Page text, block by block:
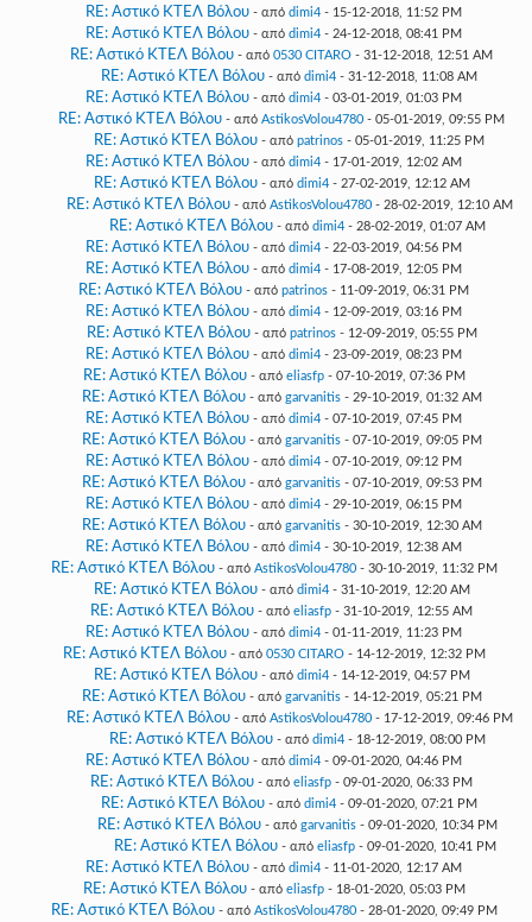
RE: Αστικό ΚΤΕΛ Βόλου - από dimi4 - 15-12-2018, 11:52 PM
RE: Αστικό ΚΤΕΛ Βόλου - από dimi4 - 24-12-2018, 08:41 PM
RE: Αστικό ΚΤΕΛ Βόλου - από 0530 CITARO - 31-12-2018, 12:51 AM
RE: Αστικό ΚΤΕΛ Βόλου - από dimi4 - 31-12-2018, 11:08 AM
RE: Αστικό ΚΤΕΛ Βόλου - από dimi4 - 03-01-2019, 01:03 PM
RE: Αστικό ΚΤΕΛ Βόλου - από AstikosVolou4780 - 05-01-2019, 09:55 PM
RE: Αστικό ΚΤΕΛ Βόλου - από patrinos - 05-01-2019, 11:25 PM
RE: Αστικό ΚΤΕΛ Βόλου - από dimi4 - 17-01-2019, 12:02 AM
RE: Αστικό ΚΤΕΛ Βόλου - από dimi4- 27-02-2019, 12:12 AM
RE: Αστικό ΚΤΕΛ Βόλου - από AstikosVolou4780- 28-02-2019, 12:10 AM
RE: Αστικό ΚΤΕΛ Βόλου - από dimi4- 28-02-2019, 01:07 AM
RE: Αστικό ΚΤΕΛ Βόλου - από dimi4 - 22-03-2019, 04:56 PM
RE: Αστικό ΚΤΕΛ Βόλου - από dimi4 - 17-08-2019, 12:05 PM
RE: Αστικό ΚΤΕΛ Βόλου - από patrinos - 11-09-2019, 06:31 PM
RE: Αστικό ΚΤΕΛ Βόλου - από dimi4 - 12-09-2019, 03:16 PM
RE: Αστικό ΚΤΕΛ Βόλου - από patrinos- 12-09-2019, 05:55 PM
RE: Αστικό ΚΤΕΛ Βόλου - από dimi4 - 23-09-2019, 08:23 PM
RE: Αστικό ΚΤΕΛ Βόλου - από eliasfp- 07-10-2019, 07:36 PM
RE: Αστικό ΚΤΕΛ Βόλου - από garvanitis- 29-10-2019, 01:32 AM
RE: Αστικό ΚΤΕΛ Βόλου - από dimi4 - 07-10-2019, 07:45 PM
RE: Αστικό ΚΤΕΛ Βόλου - από garvanitis- 07-10-2019, 09:05 PM
RE: Αστικό ΚΤΕΛ Βόλου - από dimi4 - 07-10-2019, 09:12 PM
RE: Αστικό ΚΤΕΛ Βόλου - από garvanitis- 07-10-2019, 09:53 PM
RE: Αστικό ΚΤΕΛ Βόλου - από dimi4 - 29-10-2019, 06:15 PM
RE: Αστικό ΚΤΕΛ Βόλου - από garvanitis- 30-10-2019, 12:30 AM
RE: Αστικό ΚΤΕΛ Βόλου - από dimi4 - 30-10-2019, 12:38 AM
RE: Αστικό ΚΤΕΛ Βόλου - από AstikosVolou4780- 30-10-2019, 11:32 PM
RE: Αστικό ΚΤΕΛ Βόλου - από dimi4- 31-10-2019, 12:20 AM
RE: Αστικό ΚΤΕΛ Βόλου - από eliasfp - 31-10-2019, 12:55 AM
RE: Αστικό ΚΤΕΛ Βόλου - από dimi4 - 01-11-2019, 11:23 PM
RE: Αστικό ΚΤΕΛ Βόλου - από 0530 CITARO- 14-12-2019, 12:32 PM
RE: Αστικό ΚΤΕΛ Βόλου - από dimi4- 14-12-2019, 04:57 PM
RE: Αστικό ΚΤΕΛ Βόλου - από garvanitis- 14-12-2019, 05:21 PM
RE: Αστικό ΚΤΕΛ Βόλου - από AstikosVolou4780- 17-12-2019, 09:46 PM
RE: Αστικό ΚΤΕΛ Βόλου - από dimi4- 18-12-2019, 08:00 PM
RE: Αστικό ΚΤΕΛ Βόλου - από dimi4 - 09-01-2020, 04:46 PM
RE: Αστικό ΚΤΕΛ Βόλου - από eliasfp - 09-01-2020, 06:33 PM
RE: Αστικό ΚΤΕΛ Βόλου - από dimi4 - 09-01-2020, 07:21 PM
RE: Αστικό ΚΤΕΛ Βόλου - από garvanitis- 09-01-2020, 10:34 PM
RE: Αστικό ΚΤΕΛ Βόλου - από eliasfp- 09-01-2020, 10:41 PM
RE: Αστικό ΚΤΕΛ Βόλου - από dimi4 - 11-01-2020, 12:17 AM
RE: Αστικό ΚΤΕΛ Βόλου - από eliasfp- 18-01-2020, 05:03 PM
RE: Αστικό ΚΤΕΛ Βόλου - από AstikosVolou4780- 28-01-2020, 09:49 PM